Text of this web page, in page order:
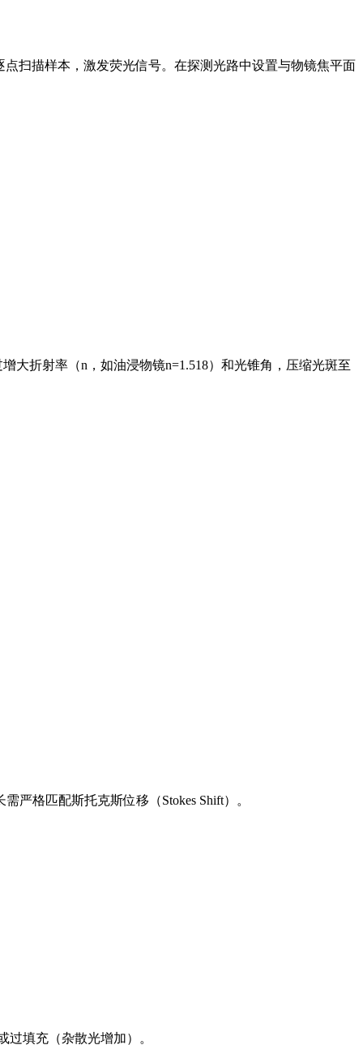
扫描样本，激发荧光信号。在探测光路中设置与物镜焦平面
大折射率（n，如油浸物镜n=1.518）和光锥角，压缩光斑至
严格匹配斯托克斯位移（Stokes Shift）。
填充（杂散光增加）。